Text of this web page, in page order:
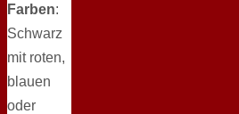
Farben:
Schwarz
mit roten,
blauen
oder